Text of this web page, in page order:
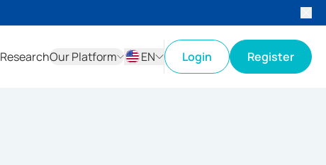
ResearchOur Platform
EN
Login Register